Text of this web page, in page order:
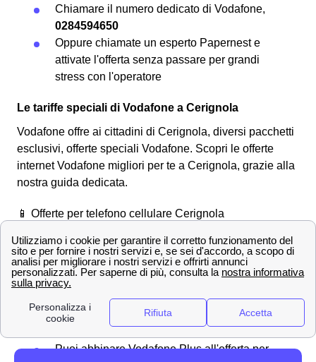
Chiamare il numero dedicato di Vodafone,
0284594650
Oppure chiamate un esperto Papernest e
attivate l'offerta senza passare per grandi
stress con l'operatore
Le tariffe speciali di Vodafone a Cerignola
Vodafone offre ai cittadini di Cerignola, diversi pacchetti
esclusivi, offerte speciali Vodafone. Scopri le offerte
internet Vodafone migliori per te a Cerignola, grazie alla
nostra guida dedicata.
📱 Offerte per telefono cellulare Cerignola
per i cittadini cerignolani, èVodafone Unlimited, l'offerta
prevede:
Giga illimitati per l'uso di app quali chat e
Minuti Illimitati
Puoi abbinare Vodafone Plus all'offerta per